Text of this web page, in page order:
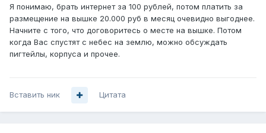
Я понимаю, брать интернет за 100 рублей, потом платить за
размещение на вышке 20.000 руб в месяц очевидно выгоднее.
Начните с того, что договоритесь о месте на вышке. Потом
когда Вас спустят с небес на землю, можно обсуждать
пигтейлы, корпуса и прочее.
Вставить ник Цитата